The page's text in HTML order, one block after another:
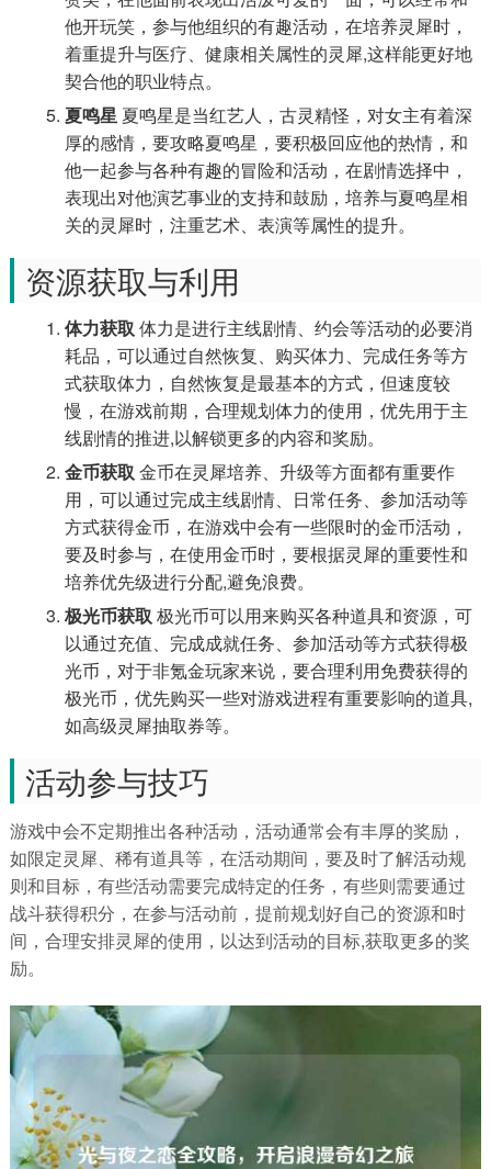
他开玩笑，参与他组织的有趣活动，在培养灵犀时，
着重提升与医疗、健康相关属性的灵犀,这样能更好地
契合他的职业特点。
夏鸣星夏鸣星是当红艺人，古灵精怪，对女主有着深
厚的感情，要攻略夏鸣星，要积极回应他的热情，和
他一起参与各种有趣的冒险和活动，在剧情选择中，
表现出对他演艺事业的支持和鼓励，培养与夏鸣星相
关的灵犀时，注重艺术、表演等属性的提升。
资源获取与利用
体力获取 体力是进行主线剧情、约会等活动的必要消
耗品，可以通过自然恢复、购买体力、完成任务等方
式获取体力，自然恢复是最基本的方式，但速度较
慢，在游戏前期，合理规划体力的使用，优先用于主
线剧情的推进,以解锁更多的内容和奖励。
金币获取 金币在灵犀培养、升级等方面都有重要作
用，可以通过完成主线剧情、日常任务、参加活动等
方式获得金币，在游戏中会有一些限时的金币活动，
要及时参与，在使用金币时，要根据灵犀的重要性和
培养优先级进行分配,避免浪费。
极光币获取 极光币可以用来购买各种道具和资源，可
以通过充值、完成成就任务、参加活动等方式获得极
光币，对于非氪金玩家来说，要合理利用免费获得的
极光币，优先购买一些对游戏进程有重要影响的道具,
如高级灵犀抽取券等。
活动参与技巧
游戏中会不定期推出各种活动，活动通常会有丰厚的奖励，
如限定灵犀、稀有道具等，在活动期间，要及时了解活动规
则和目标，有些活动需要完成特定的任务，有些则需要通过
战斗获得积分，在参与活动前，提前规划好自己的资源和时
间，合理安排灵犀的使用，以达到活动的目标,获取更多的奖
励。